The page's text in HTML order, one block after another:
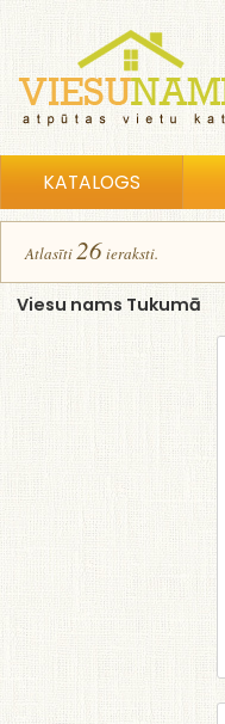
KATALOGS
Atlasīti26ieraksti.
Viesu nams Tukumā